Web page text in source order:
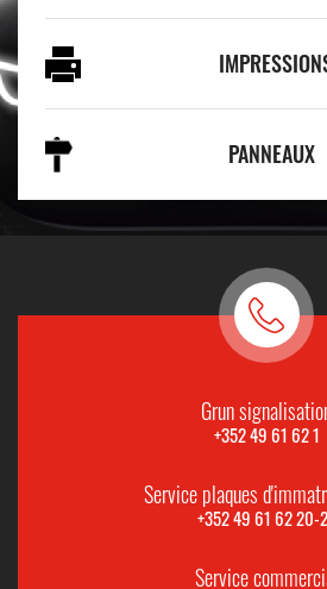
PANNEAUX
Grun
+352 49 61 62 1
Service plaques
+352 49 61 62 20-
Service